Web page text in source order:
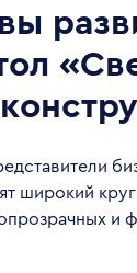
широкий
и